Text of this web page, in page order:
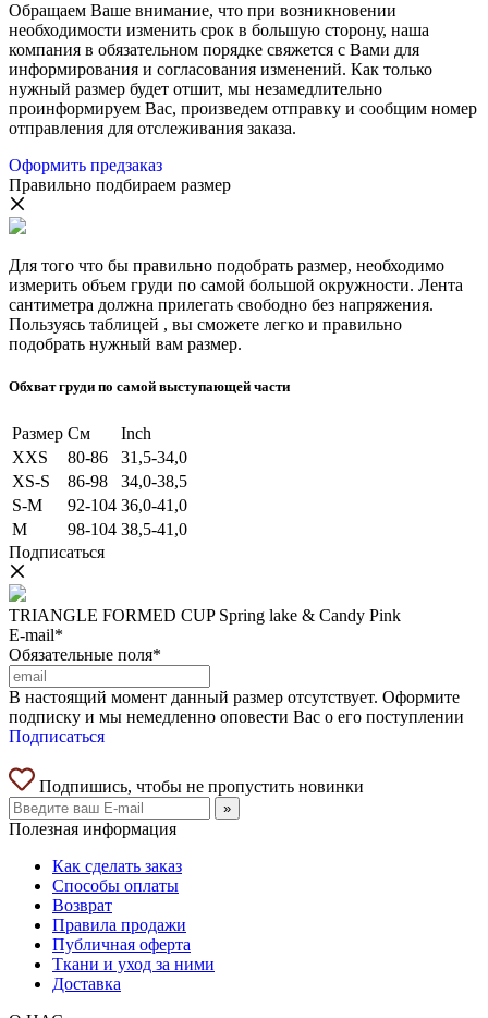
Обращаем Ваше внимание, что при возникновении
необходимости изменить срок в большую сторону, наша
компания в обязательном порядке свяжется с Вами для
информирования и согласования изменений. Как только
нужный размер будет отшит, мы незамедлительно
проинформируем Вас, произведем отправку и сообщим номер
отправления для отслеживания заказа.
Оформить предзаказ
Правильно подбираем размер
Для того что бы правильно подобрать размер, необходимо
измерить объем груди по самой большой окружности. Лента
сантиметра должна прилегать свободно без напряжения.
Пользуясь таблицей , вы сможете легко и правильно
подобрать нужный вам размер.
Обхват груди по самой выступающей части
Размер См
Inch
XXS
80-86
31,5-34,0
XS-S
86-98
34,0-38,5
S-M
92-104 36,0-41,0
M
98-104 38,5-41,0
Подписаться
TRIANGLE FORMED CUP Spring lake & Candy Pink
E-mail*
Обязательные поля*
В настоящий момент данный размер отсутствует. Оформите
подписку и мы немедленно оповести Вас о его поступлении
Подписаться
Подпишись, чтобы не пропустить новинки
»
Полезная информация
Как сделать заказ
Способы оплаты
Возврат
Правила продажи
Публичная оферта
Ткани и уход за ними
Доставка